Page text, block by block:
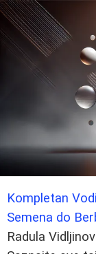
Kompletan
Semena do
Radula